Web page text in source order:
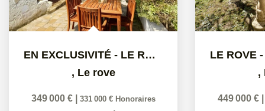
EN EXCLUSIVITÉ - LE ROVE MAISON 5 PIÈCES
, Le rove
349 000 € 331 000 € Honoraires
,
449 000 €